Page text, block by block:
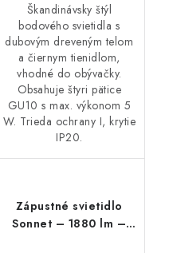
Škandinávsky štýl
bodového svietidla s
dubovým dreveným telom
a čiernym tienidlom,
vhodné do obývačky.
Obsahuje štyri pätice
GU10 s max. výkonom 5
W. Trieda ochrany I, krytie
IP20.
Zápustné svietidlo
Sonnet – 1880 lm –